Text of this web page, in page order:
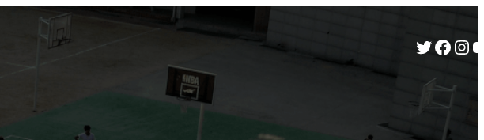
Twitter Facebook Instagram YouTube